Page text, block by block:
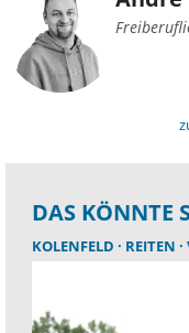
DAS KÖNNTE
KOLENFELD REITEN